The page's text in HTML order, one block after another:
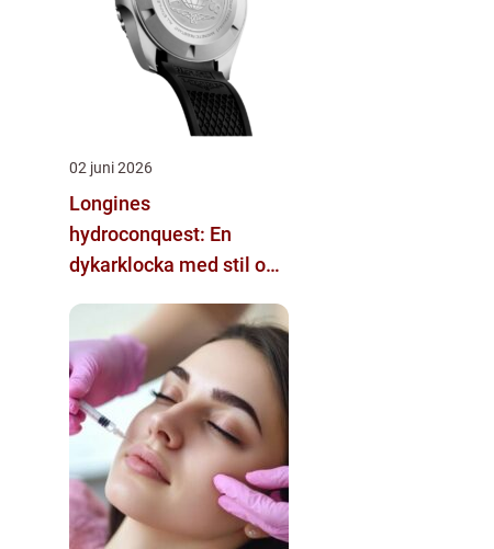
02 juni 2026
Longines
hydroconquest: En
dykarklocka med stil och